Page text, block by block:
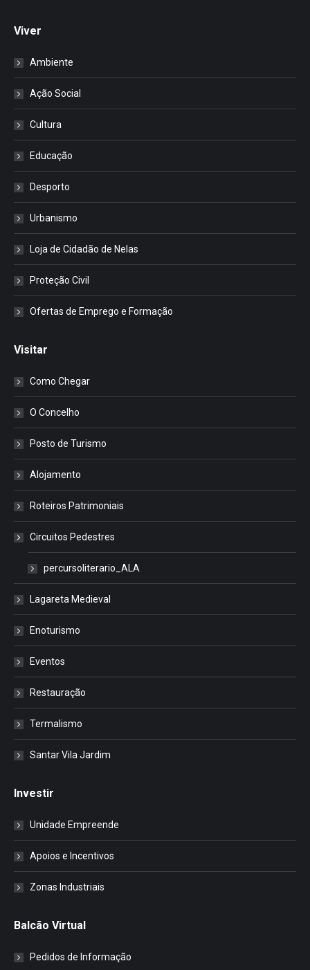
Viver
Ambiente
Ação Social
Cultura
Educação
Desporto
Urbanismo
Loja de Cidadão de Nelas
Proteção Civil
Ofertas de Emprego e Formação
Visitar
Como Chegar
O Concelho
Posto de Turismo
Alojamento
Roteiros Patrimoniais
Circuitos Pedestres
percursoliterario_ALA
Lagareta Medieval
Enoturismo
Eventos
Restauração
Termalismo
Santar Vila Jardim
Investir
Unidade Empreende
Apoios e Incentivos
Zonas Industriais
Balcão Virtual
Pedidos de Informação